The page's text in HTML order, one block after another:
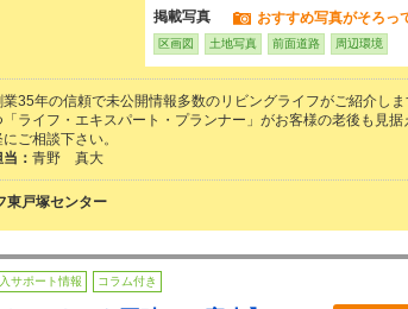
掲載写真 おすすめ写真がそろっ
区画図 土地写真 前面道路 周辺環境
業35年の信頼で未公開情報多数のリビングライフがご紹介し
「ライフ・エキスパート・プランナー」がお客様の老後も見
にご相談下さい。
： 青野 真大
東戸塚センター
サポート情報 コラム付き